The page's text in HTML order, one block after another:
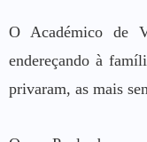
O Académico de
endereçando à
privaram, as mais